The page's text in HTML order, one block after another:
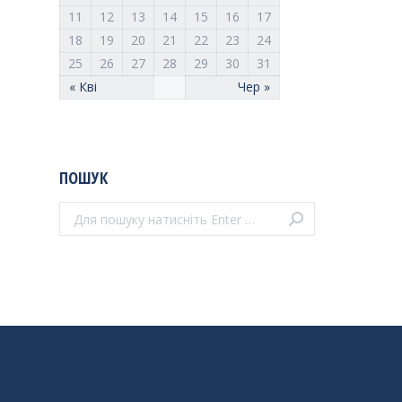
« Кві Чер »
11
12 13 14 15 16
17
18
19 20 21 22 23
24
25
26 27 28 29 30 31
ПОШУК
Поиск: